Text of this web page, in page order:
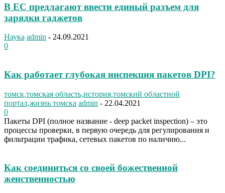
В ЕС предлагают ввести единый разъем для
зарядки гаджетов
Наука admin - 24.09.2021
0
Как работает глубокая инспекция пакетов DPI?
томск,томская область,история,томский областной
портал,жизнь томска admin - 22.04.2021
0
Пакеты DPI (полное название - deep packet inspection) – это
процессы проверки, в первую очередь для регулирования и
фильтрации трафика, сетевых пакетов по наличию...
Как соединиться со своей божественной
женственностью